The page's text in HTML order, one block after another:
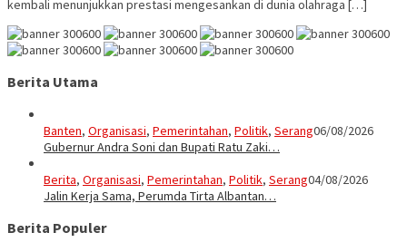
kembali menunjukkan prestasi mengesankan di dunia olahraga […]
Berita Utama
Banten, Organisasi, Pemerintahan, Politik, Serang06/08/2026
Gubernur Andra Soni dan Bupati Ratu Zaki…
Berita, Organisasi, Pemerintahan, Politik, Serang04/08/2026
Jalin Kerja Sama, Perumda Tirta Albantan…
Berita Populer